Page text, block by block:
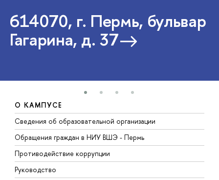
614070, г. Пермь, бульвар
Гагарина, д. 37
О КАМПУСЕ
Сведения об образовательной организации
Обращения граждан в НИУ ВШЭ - Пермь
Противодействие коррупции
Руководство